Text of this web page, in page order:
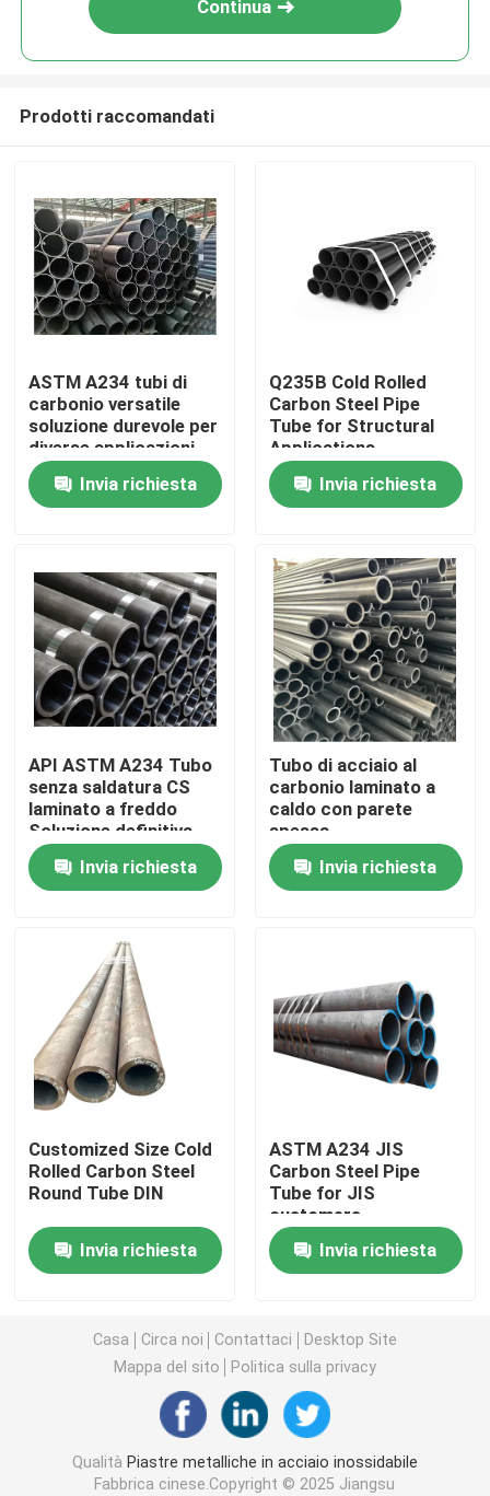
Casa.
Prodotti
Su di noi
Visita alla fabbrica
Controllo della qualità
Chiedi un preventivo
Piastre metalliche in acciaio inossidabile
Tubo della metropolitana di acciaio inossidabile
Profilo di acciaio inossidabile
Piatto dello strato di acciaio al carbonio
Coil in acciaio al carbonio
Fogli di acciaio galvanizzato
di acciaio galvanizzato
Metropolitana d'acciaio galvanizzata
Strato del piatto di rame
Continua
Prodotti raccomandati
ASTM A234 tubi di
carbonio versatile
soluzione durevole per
diverse applicazioni
Invia richiesta
Q235B Cold Rolled
Carbon Steel Pipe
Tube for Structural
Applications
Invia richiesta
API ASTM A234 Tubo
senza saldatura CS
laminato a freddo
Soluzione definitiva
per l'industria
Invia richiesta
Tubo di acciaio al
carbonio laminato a
caldo con parete
spessa
Invia richiesta
Customized Size Cold
Rolled Carbon Steel
Round Tube DIN
Invia richiesta
ASTM A234 JIS
Carbon Steel Pipe
Tube for JIS
customers
Invia richiesta
Casa Circa noi Contattaci
Desktop Site
Mappa del sito
Politica sulla privacy
Qualità Piastre metalliche in acciaio inossidabile
Fabbrica cinese.Copyright © 2025 Jiangsu